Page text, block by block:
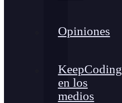
Opiniones
KeepCoding
en los
medios